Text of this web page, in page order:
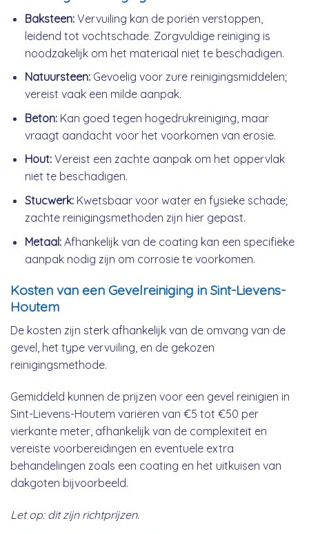
Baksteen:Vervuiling kan de poriën verstoppen,
leidend tot vochtschade. Zorgvuldige reiniging is
noodzakelijk om het materiaal niet te beschadigen.
Natuursteen:Gevoelig voor zure reinigingsmiddelen;
vereist vaak een milde aanpak.
Beton:Kan goed tegen hogedrukreiniging, maar
vraagt aandacht voor het voorkomen van erosie.
Hout:Vereist een zachte aanpak om het oppervlak
niet te beschadigen.
Stucwerk:Kwetsbaar voor water en fysieke schade;
zachte reinigingsmethoden zijn hier gepast.
Metaal:Afhankelijk van de coating kan een specifieke
aanpak nodig zijn om corrosie te voorkomen.
Kosten van een Gevelreiniging in Sint-Lievens-
Houtem
De kosten zijn sterk afhankelijk van de omvang van de
gevel, het type vervuiling, en de gekozen
reinigingsmethode.
Gemiddeld kunnen de prijzen voor een gevel reinigien in
Sint-Lievens-Houtem variëren van €5 tot €50 per
vierkante meter, afhankelijk van de complexiteit en
vereiste voorbereidingen en eventuele extra
behandelingen zoals een coating en het uitkuisen van
dakgoten bijvoorbeeld.
Let op: dit zijn richtprijzen.